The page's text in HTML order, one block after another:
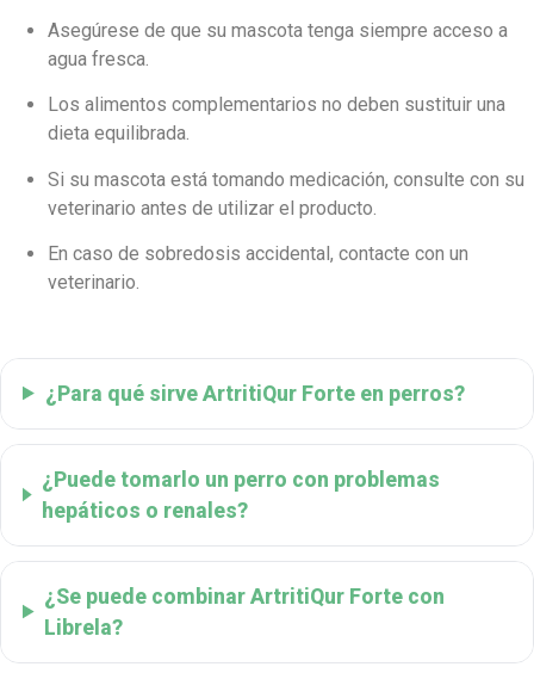
Asegúrese de que su mascota tenga siempre acceso a
agua fresca.
Los alimentos complementarios no deben sustituir una
dieta equilibrada.
Si su mascota está tomando medicación, consulte con su
veterinario antes de utilizar el producto.
En caso de sobredosis accidental, contacte con un
veterinario.
¿Para qué sirve ArtritiQur Forte en perros?
¿Puede tomarlo un perro con problemas
hepáticos o renales?
¿Se puede combinar ArtritiQur Forte con
Librela?